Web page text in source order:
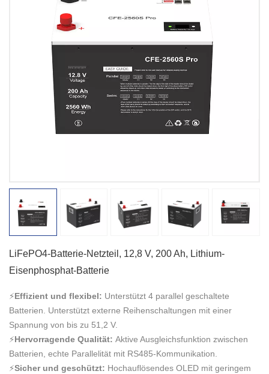
LiFePO4-Batterie-Netzteil, 12,8 V, 200 Ah, Lithium-
Eisenphosphat-Batterie
⚡Effizient und flexibel: Unterstützt 4 parallel geschaltete
Batterien. Unterstützt externe Reihenschaltungen mit einer
Spannung von bis zu 51,2 V.
⚡Hervorragende Qualität: Aktive Ausgleichsfunktion zwischen
Batterien, echte Parallelität mit RS485-Kommunikation.
⚡Sicher und geschützt: Hochauflösendes OLED mit geringem